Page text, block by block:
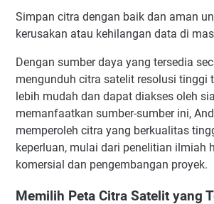
Simpan citra dengan baik dan aman
kerusakan atau kehilangan data di
Dengan sumber daya yang tersedia
mengunduh citra satelit resolusi tinggi
lebih mudah dan dapat diakses oleh
memanfaatkan sumber-sumber ini,
memperoleh citra yang berkualitas
keperluan, mulai dari penelitian ilmiah
komersial dan pengembangan proyek.
Memilih Peta Citra Satelit yang